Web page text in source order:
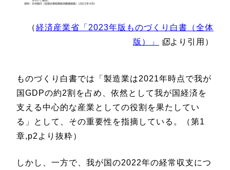
（経済産業省「2023年版ものづくり白書（全体
版）」
より引用）
ものづくり白書では「製造業は2021年時点で我が
国GDPの約2割を占め、依然として我が国経済を
支える中心的な産業としての役割を果たしてい
る」として、その重要性を指摘している。（第1
章,p2より抜粋）
しかし、一方で、我が国の2022年の経常収支につ